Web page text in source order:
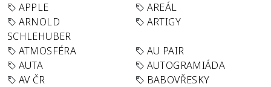
APPLE
AREÁL
ARNOLD
SCHLEHUBER
ARTIGY
ATMOSFÉRA
AU PAIR
AUTA
AUTOGRAMIÁDA
AV ČR
BABOVŘESKY